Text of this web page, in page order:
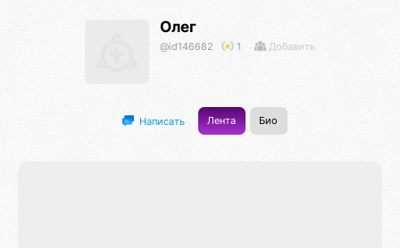
Олег
@id146682 1 Добавить
Написать Лента Био